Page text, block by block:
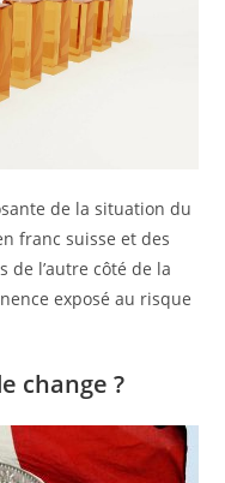
de la situation du
franc suisse et des
de l’autre côté de la
exposé au risque
change ?